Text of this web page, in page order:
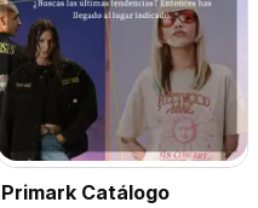
Primark Catálogo